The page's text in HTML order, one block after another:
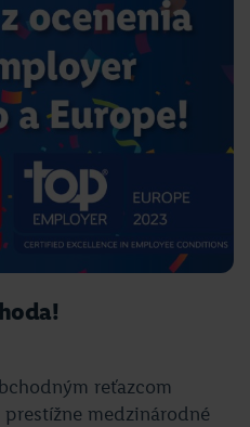
reťazcom
medzinárodné